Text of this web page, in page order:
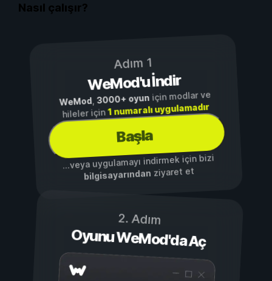
Nasıl çalışır?
Adım 1
WeMod'u İndir
WeMod,3000+ oyuniçin modlar ve
hileler için1 numaralı uygulamadır
Başla
...veya uygulamayı indirmek için bizi
bilgisayarından ziyaret et
2. Adım
Oyunu WeMod'da Aç